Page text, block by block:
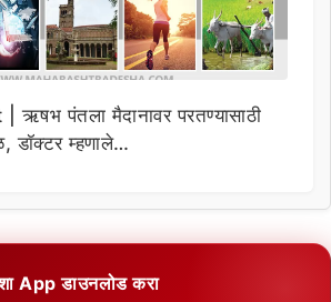
पंतला मैदानावर परतण्यासाठी
डॉक्टर म्हणाले…
App डाउनलोड करा